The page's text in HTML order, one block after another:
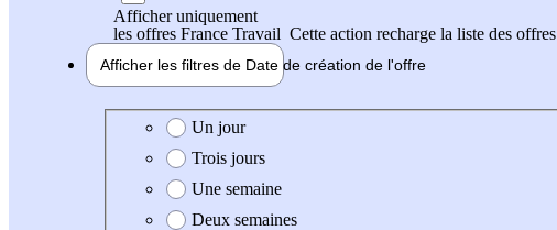
Afficher uniquement
les offres France Travail Cette action recharge la liste des offres
Afficher les filtres de Date de création de l'offre
Date de création de l'offre
Un jour
Trois jours
Une semaine
Deux semaines